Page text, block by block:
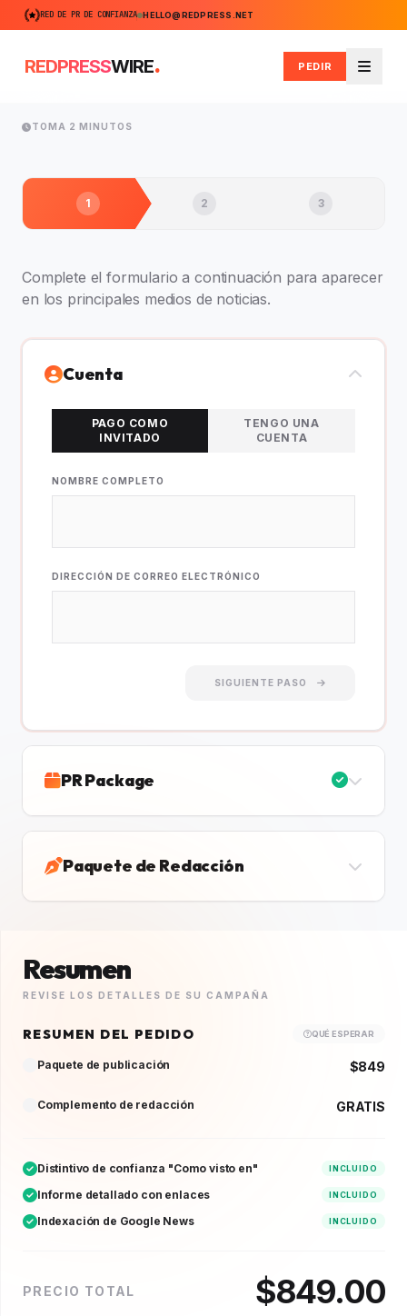
RED DE PR DE CONFIANZA HELLO@REDPRESS.NET
REDPRESSWIRE. PEDIR
Menú
TOMA 2 MINUTOS
1 2 3
Complete el formulario a continuación para aparecer
en los principales medios de noticias.
Cuenta
PAGO COMO
INVITADO
TENGO UNA
CUENTA
NOMBRE COMPLETO
DIRECCIÓN DE CORREO ELECTRÓNICO
SIGUIENTE PASO
PR Package
Paquete de Redacción
Resumen
REVISE LOS DETALLES DE SU CAMPAÑA
RESUMEN DEL PEDIDO QUÉ ESPERAR
Paquete de publicación $849
Complemento de redacción GRATIS
Distintivo de confianza "Como visto en" INCLUIDO
Informe detallado con enlaces INCLUIDO
Indexación de Google News INCLUIDO
PRECIO TOTAL $849.00